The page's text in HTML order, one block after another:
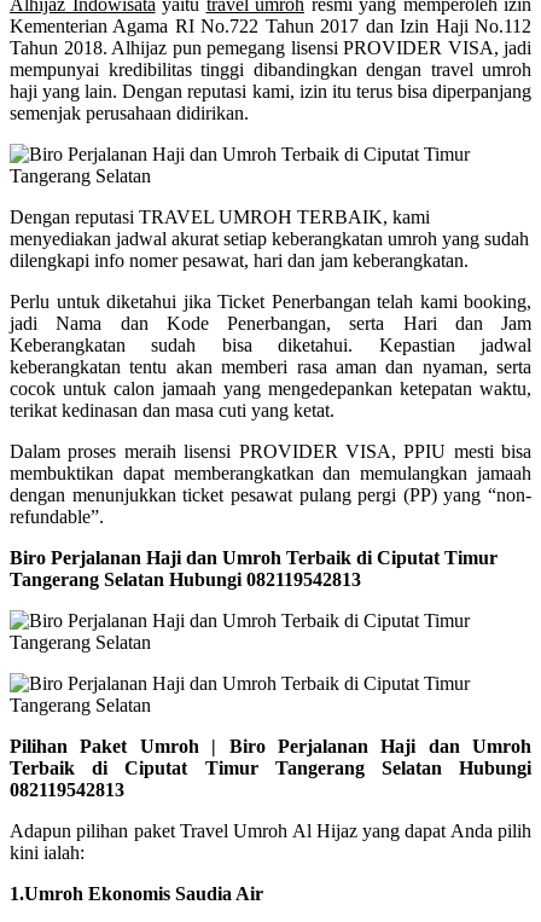
Kementerian Agama RI No.722 Tahun 2017 dan Izin Haji No.112
Tahun 2018. Alhijaz pun pemegang lisensi PROVIDER VISA, jadi
mempunyai kredibilitas tinggi dibandingkan dengan travel umroh
haji yang lain. Dengan reputasi kami, izin itu terus bisa diperpanjang
semenjak perusahaan didirikan.
Dengan reputasi TRAVEL UMROH TERBAIK, kami
menyediakan jadwal akurat setiap keberangkatan umroh yang sudah
dilengkapi info nomer pesawat, hari dan jam keberangkatan.
Perlu untuk diketahui jika Ticket Penerbangan telah kami booking,
jadi Nama dan Kode Penerbangan, serta Hari dan Jam
Keberangkatan sudah bisa diketahui. Kepastian jadwal
keberangkatan tentu akan memberi rasa aman dan nyaman, serta
cocok untuk calon jamaah yang mengedepankan ketepatan waktu,
terikat kedinasan dan masa cuti yang ketat.
Dalam proses meraih lisensi PROVIDER VISA, PPIU mesti bisa
membuktikan dapat memberangkatkan dan memulangkan jamaah
dengan menunjukkan ticket pesawat pulang pergi (PP) yang “non-
refundable”.
Biro Perjalanan Haji dan Umroh Terbaik di Ciputat Timur
Tangerang Selatan Hubungi 082119542813
Pilihan Paket Umroh | Biro Perjalanan Haji dan Umroh
Terbaik di Ciputat Timur Tangerang Selatan Hubungi
082119542813
Adapun pilihan paket Travel Umroh Al Hijaz yang dapat Anda pilih
kini ialah:
1.Umroh Ekonomis Saudia Air